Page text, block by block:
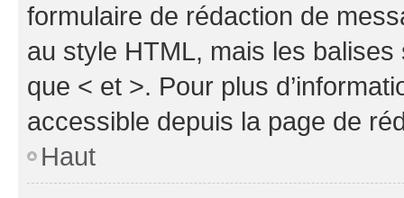
formulaire de rédaction de
au style HTML, mais les
que < et >. Pour plus
accessible depuis la page de
Haut